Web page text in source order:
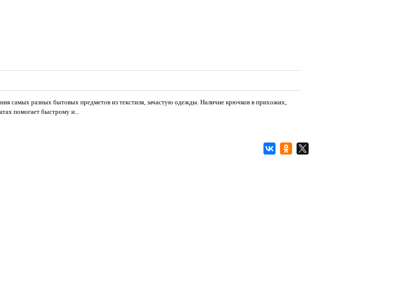
самых разных бытовых предметов из текстиля, зачастую одежды. Наличие крючков в прихожих,
помогает быстрому и...